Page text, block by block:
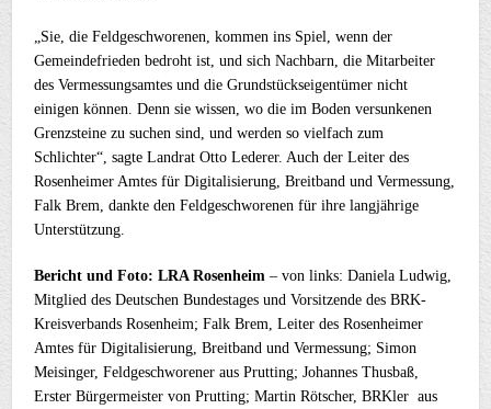
„Sie, die Feldgeschworenen, kommen ins Spiel, wenn der
Gemeindefrieden bedroht ist, und sich Nachbarn, die Mitarbeiter
des Vermessungsamtes und die Grundstückseigentümer nicht
einigen können. Denn sie wissen, wo die im Boden versunkenen
Grenzsteine zu suchen sind, und werden so vielfach zum
Schlichter“, sagte Landrat Otto Lederer. Auch der Leiter des
Rosenheimer Amtes für Digitalisierung, Breitband und Vermessung,
Falk Brem, dankte den Feldgeschworenen für ihre langjährige
Unterstützung.
Bericht und Foto: LRA Rosenheim – von links: Daniela Ludwig,
Mitglied des Deutschen Bundestages und Vorsitzende des BRK-
Kreisverbands Rosenheim; Falk Brem, Leiter des Rosenheimer
Amtes für Digitalisierung, Breitband und Vermessung; Simon
Meisinger, Feldgeschworener aus Prutting; Johannes Thusbaß,
Erster Bürgermeister von Prutting; Martin Rötscher, BRKler aus